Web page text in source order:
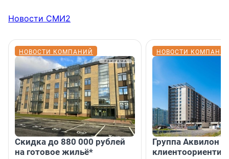
Новости СМИ2
НОВОСТИ КОМПАНИЙ
Скидка до 880 000 рублей
на готовое жильё*
НОВОСТИ
Группа Аквилон